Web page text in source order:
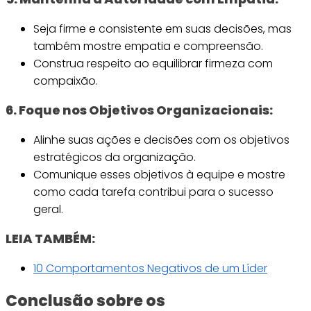
Seja firme e consistente em suas decisões, mas
também mostre empatia e compreensão.
Construa respeito ao equilibrar firmeza com
compaixão.
6. Foque nos Objetivos Organizacionais:
Alinhe suas ações e decisões com os objetivos
estratégicos da organização.
Comunique esses objetivos à equipe e mostre
como cada tarefa contribui para o sucesso
geral.
LEIA TAMBÉM:
10 Comportamentos Negativos de um Líder
Conclusãosobre os